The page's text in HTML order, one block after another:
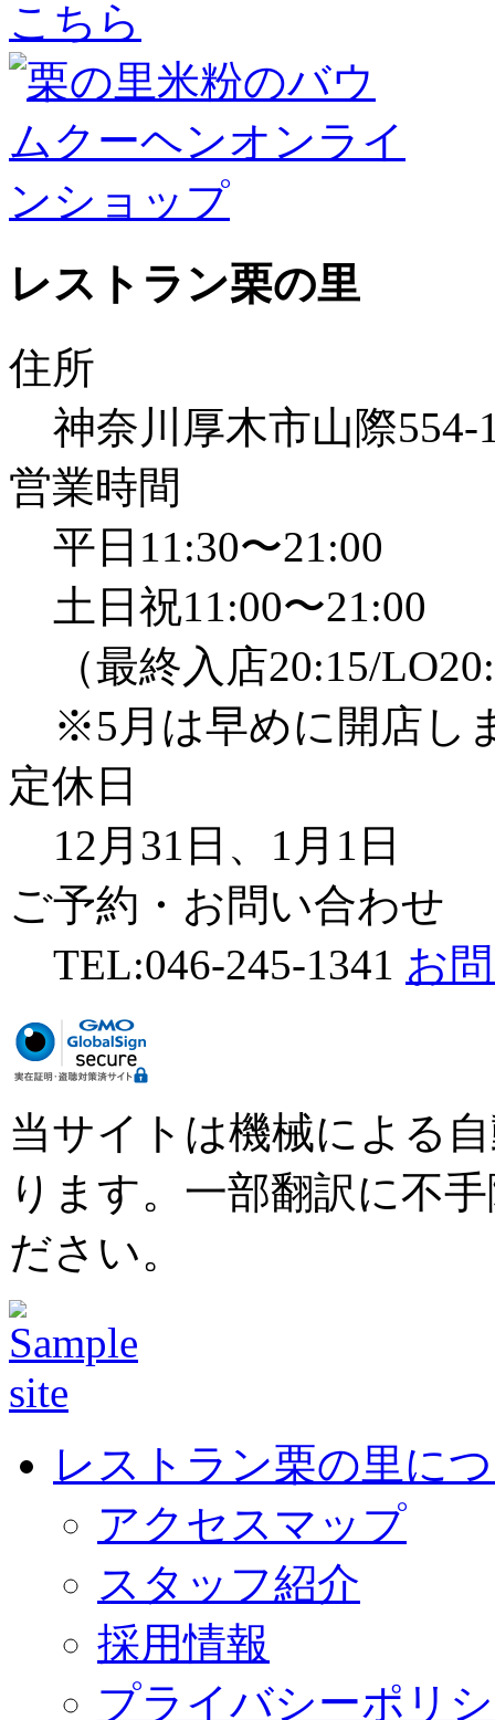
レストラン栗の里
住所
神奈川厚木市山際
営業時間
平日11:30〜21:00
土日祝11:00〜21:00
（最終入店20:15/
※5月は早めに開店し
定休日
12月31日、1月1日
ご予約・お問い合わせ
TEL:046-245-1341 お
当サイトは機械による
ります。一部翻訳に不
ださい。
レストラン栗の里に
アクセスマップ
スタッフ紹介
採用情報
プライバシーポリ